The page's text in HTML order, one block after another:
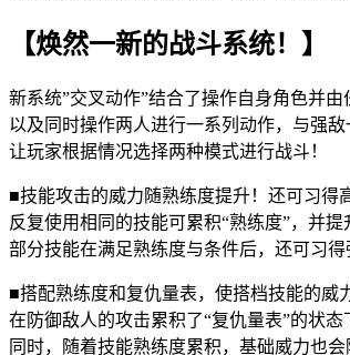
【焕然一新的战斗系统！】
新系统”交叉动作”结合了操作自身角色并由
以及同时操作两人进行一系列动作，与强敌
让玩家根据情况选择两种模式进行战斗！
■技能攻击的威力随熟练度提升！还可习得
反复使用相同的技能可累积“熟练度”，并提
部分技能在满足熟练度与条件后，还可习得
■搭配熟练度和复仇量表，使搭档技能的威
在防御敌人的攻击累积了“复仇量表”的状
同时，随着技能熟练度累积，基础威力也会